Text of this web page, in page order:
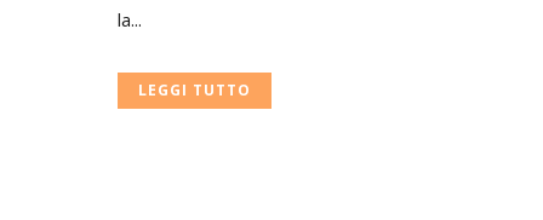
la...
LEGGI TUTTO